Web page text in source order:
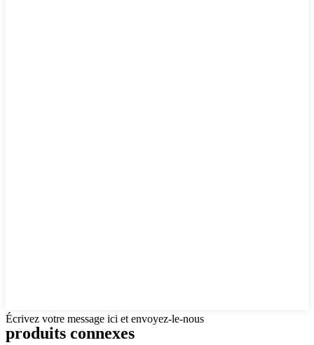
Écrivez votre message ici et envoyez-le-nous
produits connexes